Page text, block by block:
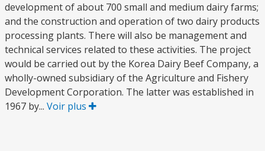
development of about 700 small and medium dairy farms;
and the construction and operation of two dairy products
processing plants. There will also be management and
technical services related to these activities. The project
would be carried out by the Korea Dairy Beef Company, a
wholly-owned subsidiary of the Agriculture and Fishery
Development Corporation. The latter was established in
1967 by... Voir plus